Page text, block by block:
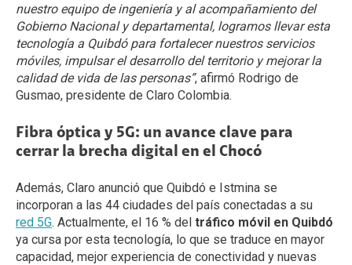
nuestro equipo de ingeniería y al acompañamiento del
Gobierno Nacional y departamental, logramos llevar esta
tecnología a Quibdó para fortalecer nuestros servicios
móviles, impulsar el desarrollo del territorio y mejorar la
calidad de vida de las personas”, afirmó Rodrigo de
Gusmao, presidente de Claro Colombia.
Fibra óptica y 5G: un avance clave para
cerrar la brecha digital en el Chocó
Además, Claro anunció que Quibdó e Istmina se
incorporan a las 44 ciudades del país conectadas a su
red 5G. Actualmente, el 16 % del tráfico móvil en Quibdó
ya cursa por esta tecnología, lo que se traduce en mayor
capacidad, mejor experiencia de conectividad y nuevas